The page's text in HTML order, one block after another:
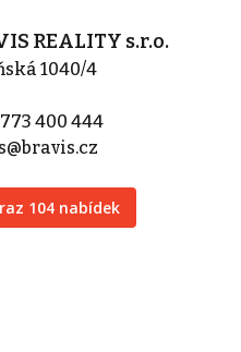
REALITY s.r.o.
1040/4
400 444
104 nabídek